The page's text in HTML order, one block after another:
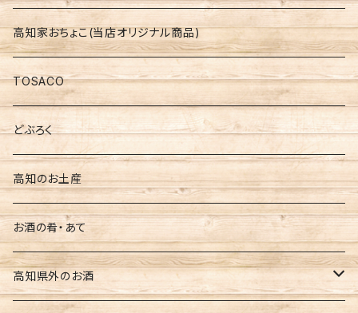
仙頭 しらぎく
安芸虎 玉川 伊太郎
美丈夫
土佐鶴
南 玉ノ井
豊能梅
高知家おちょこ(当店オリジナル商品)
TOSACO
どぶろく
高知のお土産
お酒の肴・あて
高知県外のお酒